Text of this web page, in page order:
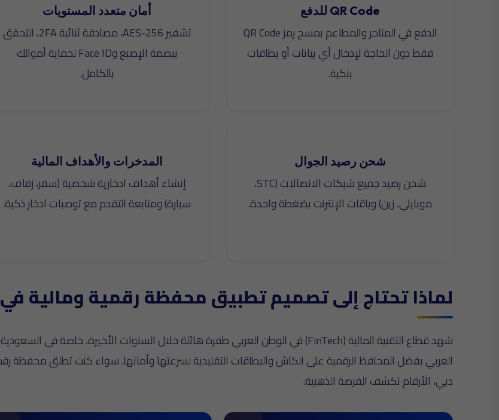
QR Code للدفع
الدفع في المتاجر والمطاعم بمسح رمز QR Code
فقط دون الحاجة لإدخال أي بيانات أو بطاقات
بنكية.
أمان متعدد المستويات
تشفير AES-256، مصادقة ثنائية 2FA، التحقق
ببصمة الإصبع وFace ID لحماية أموالك
بالكامل.
شحن رصيد الجوال
شحن رصيد جميع شبكات الاتصالات (STC،
موبايلي، زين) وباقات الإنترنت بضغطة واحدة.
المدخرات والأهداف المالية
إنشاء أهداف ادخارية شخصية (سفر، زفاف،
سيارة) ومتابعة التقدم مع توصيات ادخار ذكية.
لماذا تحتاج إلى تصميم تطبيق محفظة رقمية ومالية في 2026؟
دبي، الأرقام تكشف الفرصة الذهبية: